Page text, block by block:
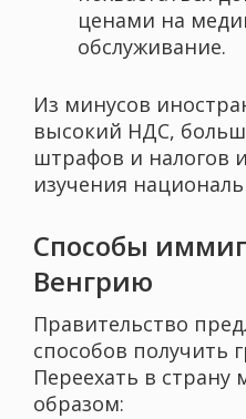
ценами на
обслуживание.
Из минусов
высокий НДС,
штрафов и налогов
изучения
Способы
Венгрию
Правительство
способов получить
Переехать в
образом: